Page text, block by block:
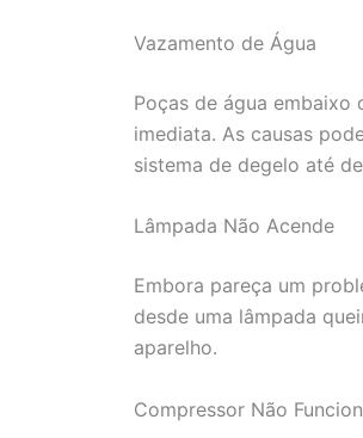
Vazamento de Água
Poças de água embaixo
imediata. As causas
sistema de degelo até
Lâmpada Não Acende
Embora pareça um
desde uma lâmpada
aparelho.
Compressor Não